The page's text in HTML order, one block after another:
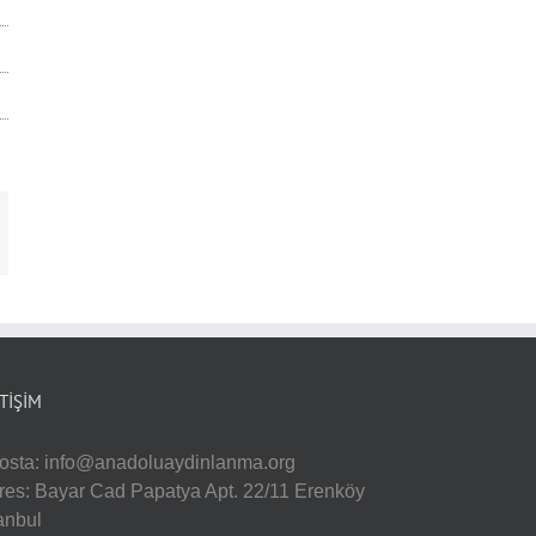
info@anadoluaydinlanma.org
Bayar Cad Papatya Apt. 22/11 Erenköy